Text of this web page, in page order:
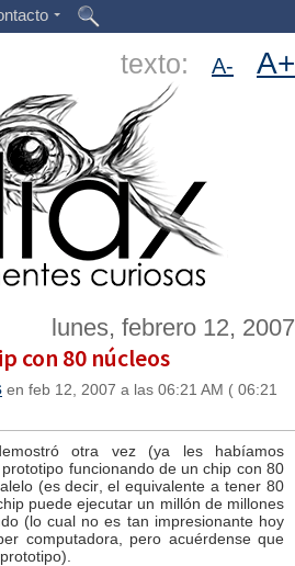
texto: A- A+
lunes, febrero 12, 2007
con 80 núcleos
en feb 12, 2007 a las 06:21 AM ( 06:21
otra vez (ya les habíamos
funcionando de un chip con 80
(es decir, el equivalente a tener 80
puede ejecutar un millón de millones
(lo cual no es tan impresionante hoy
computadora, pero acuérdense que